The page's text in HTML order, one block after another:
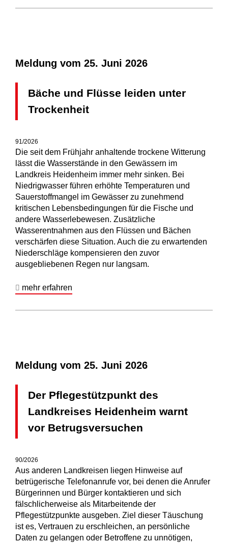
Meldung vom 25. Juni 2026
Bäche und Flüsse leiden unter
Trockenheit
91/2026
Die seit dem Frühjahr anhaltende trockene Witterung
lässt die Wasserstände in den Gewässern im
Landkreis Heidenheim immer mehr sinken. Bei
Niedrigwasser führen erhöhte Temperaturen und
Sauerstoffmangel im Gewässer zu zunehmend
kritischen Lebensbedingungen für die Fische und
andere Wasserlebewesen. Zusätzliche
Wasserentnahmen aus den Flüssen und Bächen
verschärfen diese Situation. Auch die zu erwartenden
Niederschläge kompensieren den zuvor
ausgebliebenen Regen nur langsam.
mehr erfahren
Meldung vom 25. Juni 2026
Der Pflegestützpunkt des
Landkreises Heidenheim warnt
vor Betrugsversuchen
90/2026
Aus anderen Landkreisen liegen Hinweise auf
betrügerische Telefonanrufe vor, bei denen die Anrufer
Bürgerinnen und Bürger kontaktieren und sich
fälschlicherweise als Mitarbeitende der
Pflegestützpunkte ausgeben. Ziel dieser Täuschung
ist es, Vertrauen zu erschleichen, an persönliche
Daten zu gelangen oder Betroffene zu unnötigen,